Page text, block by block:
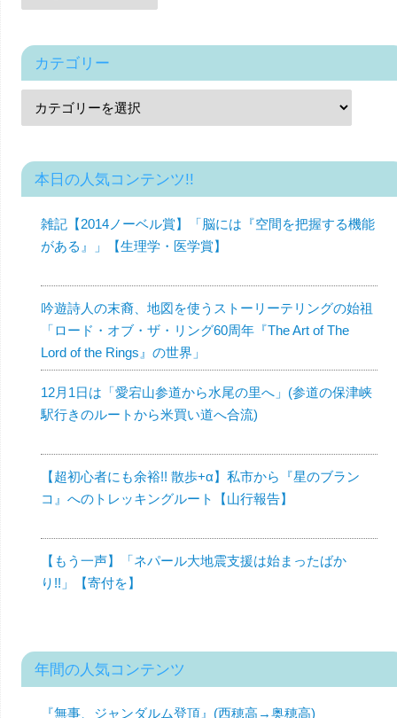
カテゴリー
本日の人気コンテンツ!!
雑記【2014ノーベル賞】「脳には『空間を把握する機能
がある』」【生理学・医学賞】
吟遊詩人の末裔、地図を使うストーリーテリングの始祖
「ロード・オブ・ザ・リング60周年『The Art of The
Lord of the Rings』の世界」
12月1日は「愛宕山参道から水尾の里へ」(参道の保津峡
駅行きのルートから米買い道へ合流)
【超初心者にも余裕!! 散歩+α】私市から『星のブラン
コ』へのトレッキングルート【山行報告】
【もう一声】「ネパール大地震支援は始まったばか
り!!」【寄付を】
年間の人気コンテンツ
『無事、ジャンダルム登頂』(西穂高→奥穂高)